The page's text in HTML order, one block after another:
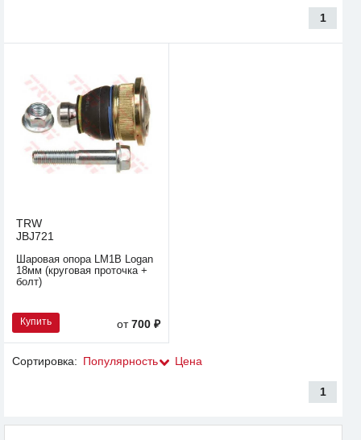
1
TRW
JBJ721
Шаровая опора LM1B Logan
18мм (круговая проточка +
болт)
Купить от700 ₽
Сортировка: Популярность Цена
1